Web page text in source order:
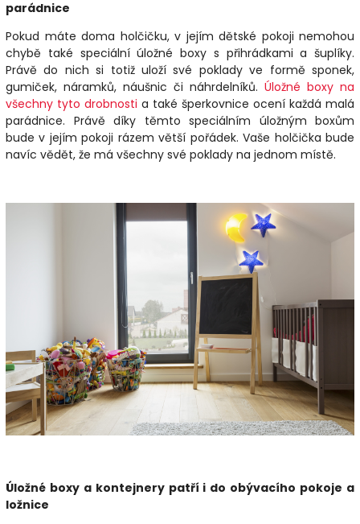
parádnice
Pokud máte doma holčičku, v jejím dětské pokoji nemohou
chybě také speciální úložné boxy s přihrádkami a šuplíky.
Právě do nich si totiž uloží své poklady ve formě sponek,
gumiček, náramků, náušnic či náhrdelníků. Úložné boxy na
všechny tyto drobnosti a také šperkovnice ocení každá malá
parádnice. Právě díky těmto speciálním úložným boxům
bude v jejím pokoji rázem větší pořádek. Vaše holčička bude
navíc vědět, že má všechny své poklady na jednom místě.
Úložné boxy a kontejnery patří i do obývacího pokoje a
ložnice